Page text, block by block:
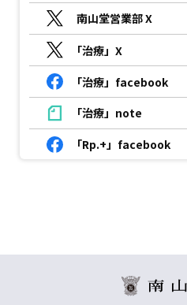
南山堂営業部 X
「治療」X
「治療」facebook
「治療」note
「Rp.+」facebook